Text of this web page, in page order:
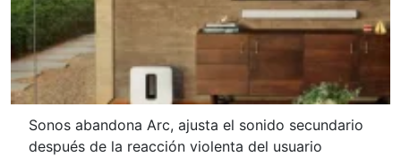
Sonos abandona Arc, ajusta el sonido secundario
después de la reacción violenta del usuario